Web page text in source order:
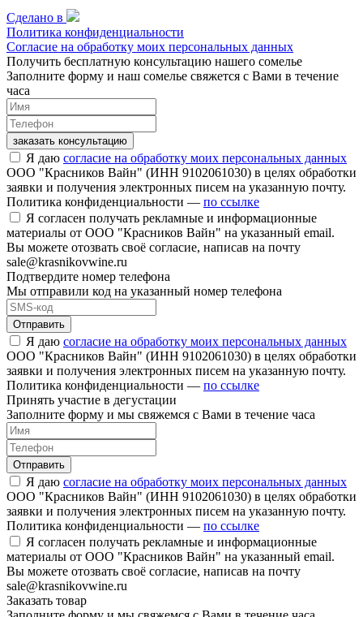
Сделано в
Политика конфиденциальности
Согласие на обработку моих персональных данных
Получить бесплатную консультацию нашего сомелье
Заполните форму и наш сомелье свяжется с Вами в течение
часа
заказать консультацию
Я даю согласие на обработку моих персональных данных
ООО "Красников Вайн" (ИНН 9102061030) в целях обработки
заявки и получения электронных писем на указанную почту.
Политика конфиденциальности — по ссылке
Я согласен получать рекламные и информационные
материалы от ООО "Красников Вайн" на указанный email.
Вы можете отозвать своё согласие, написав на почту
sale@krasnikovwine.ru
Подтвердите номер телефона
Мы отправили код на указанный номер телефона
Отправить
Я даю согласие на обработку моих персональных данных
ООО "Красников Вайн" (ИНН 9102061030) в целях обработки
заявки и получения электронных писем на указанную почту.
Политика конфиденциальности — по ссылке
Принять участие в дегустации
Заполните форму и мы свяжемся с Вами в течение часа
Отправить
Я даю согласие на обработку моих персональных данных
ООО "Красников Вайн" (ИНН 9102061030) в целях обработки
заявки и получения электронных писем на указанную почту.
Политика конфиденциальности — по ссылке
Я согласен получать рекламные и информационные
материалы от ООО "Красников Вайн" на указанный email.
Вы можете отозвать своё согласие, написав на почту
sale@krasnikovwine.ru
Заказать товар